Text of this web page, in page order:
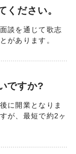
ください。
談を通じて歌志
があります。
ですか?
に開業となりま
が、最短で約2ヶ